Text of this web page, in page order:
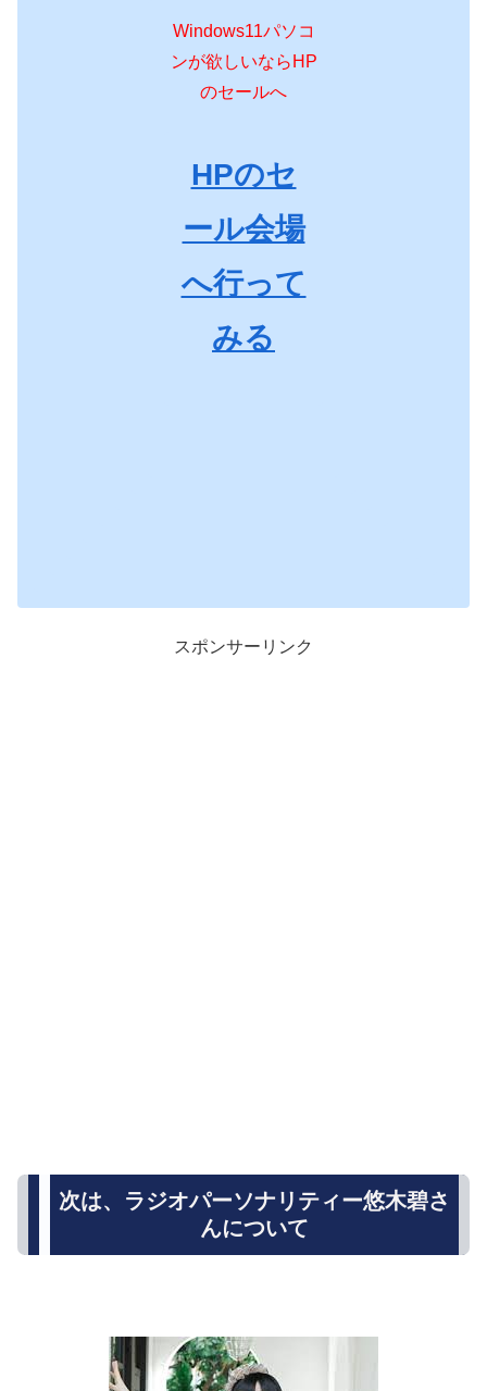
Windows11パソコ
ンが欲しいならHP
のセールへ
HPのセ
ール会場
へ行って
みる
スポンサーリンク
次は、ラジオパーソナリティー悠木碧さ
んについて